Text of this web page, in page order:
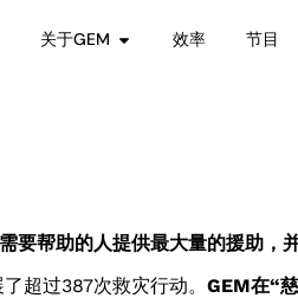
关于GEM 效率 节目
要帮助的人提供最大量的援助，
超过387次救灾行动。 GEM在“